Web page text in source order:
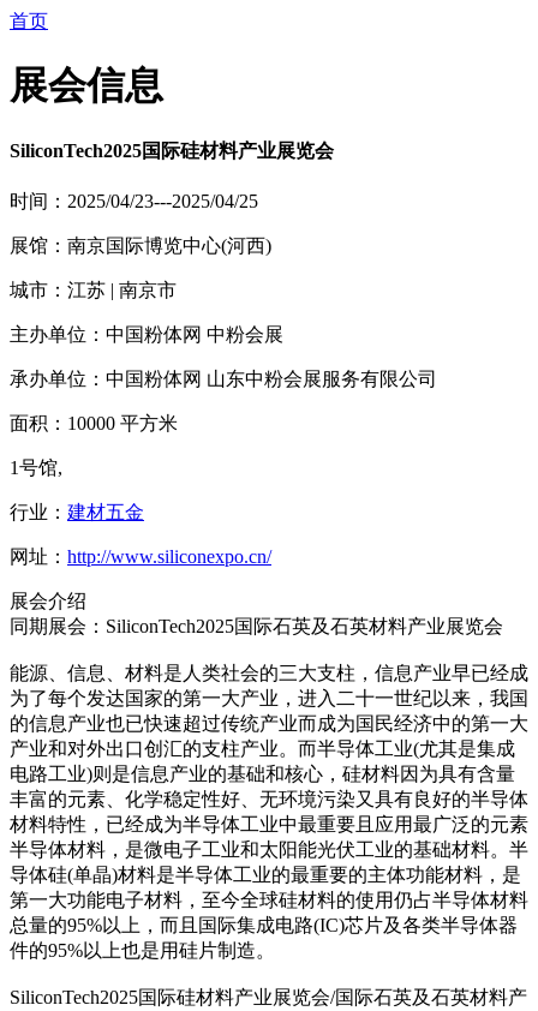
首页
展会信息
SiliconTech2025国际硅材料产业展览会
时间：2025/04/23---2025/04/25
展馆：南京国际博览中心(河西)
城市：江苏 | 南京市
主办单位：中国粉体网 中粉会展
承办单位：中国粉体网 山东中粉会展服务有限公司
面积：10000 平方米
1号馆,
行业： 建材五金
网址： http://www.siliconexpo.cn/
展会介绍
同期展会：SiliconTech2025国际石英及石英材料产业展览会
能源、信息、材料是人类社会的三大支柱，信息产业早已经成
为了每个发达国家的第一大产业，进入二十一世纪以来，我国
的信息产业也已快速超过传统产业而成为国民经济中的第一大
产业和对外出口创汇的支柱产业。而半导体工业(尤其是集成
电路工业)则是信息产业的基础和核心，硅材料因为具有含量
丰富的元素、化学稳定性好、无环境污染又具有良好的半导体
材料特性，已经成为半导体工业中最重要且应用最广泛的元素
半导体材料，是微电子工业和太阳能光伏工业的基础材料。半
导体硅(单晶)材料是半导体工业的最重要的主体功能材料，是
第一大功能电子材料，至今全球硅材料的使用仍占半导体材料
总量的95%以上，而且国际集成电路(IC)芯片及各类半导体器
件的95%以上也是用硅片制造。
SiliconTech2025国际硅材料产业展览会/国际石英及石英材料产